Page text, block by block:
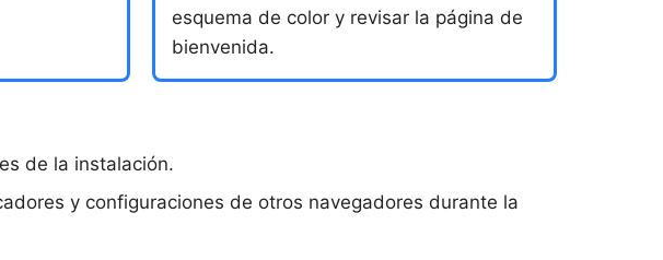
esquema de color y revisar la página de
bienvenida.
de la instalación.
y configuraciones de otros navegadores durante la